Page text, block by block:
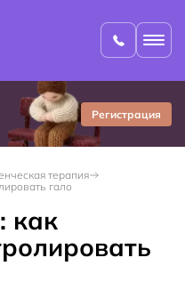
Регистрация
терапия
гало
как